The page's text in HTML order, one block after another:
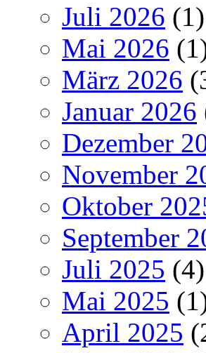
Juli 2026 (1)
Mai 2026
März 2026
Januar 2026
Dezember
November
Oktober
September
Juli 2025 (4)
Mai 2025
April 2025